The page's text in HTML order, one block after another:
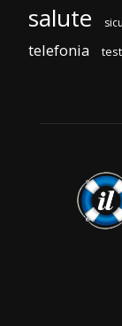
salute
telefonia test